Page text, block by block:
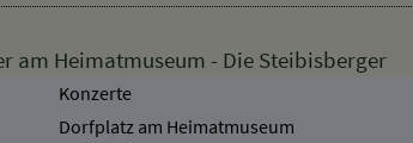
am Heimatmuseum - Die Steibisberger
Konzerte
Dorfplatz am Heimatmuseum